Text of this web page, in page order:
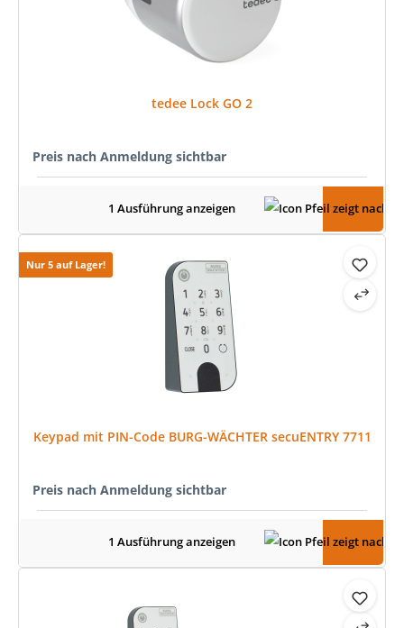
tedee Lock GO 2
Preis nach Anmeldung sichtbar
1 Ausführung anzeigen
Nur 5 auf Lager!
Keypad mit PIN-Code BURG-WÄCHTER secuENTRY 7711
Preis nach Anmeldung sichtbar
1 Ausführung anzeigen